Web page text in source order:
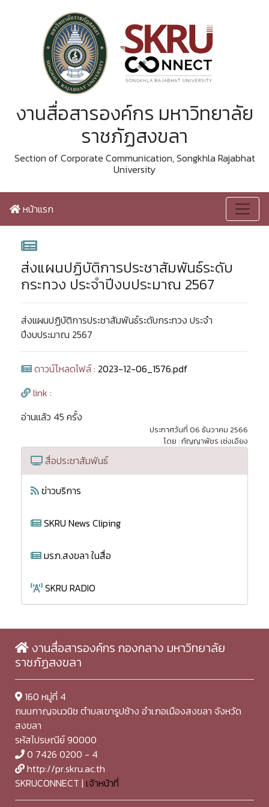
งานสื่อสารองค์กร มหาวิทยาลัย
ราชภัฏสงขลา
Section of Corporate Communication, Songkhla Rajabhat
University
หน้าแรก
ส่งแผนปฏิบัติการประชาสัมพันธ์ระดับ
กระทวง ประจำปีงบประมาณ 2567
ส่งแผนปฏิบัติการประชาสัมพันธ์ระดับกระทวง ประจำ
ปีงบประมาณ 2567
ดาวน์โหลดไฟล์ : 2023-12-06_1576.pdf
link :
อ่านแล้ว 45 ครั้ง
ประกาศวันที่ 06 ธันวาคม 2566
โดย : กัญญาพัชร เซ่งเอียง
สื่อประชาสัมพันธ์
ข่าวบริการ
SKRU News Cliping
มรภ.สงขลา ในสื่อ
SKRU RADIO
งานสื่อสารองค์กร กองกลาง มหาวิทยาลัย
ราชภัฏสงขลา
160 หมู่ที่ 4
ถนนกาญจนวนิช ตำบลเขารูปช้าง อำเภอเมืองสงขลา จังหวัด
สงขลา
รหัสไปรษณีย์ 90000
0 7426 0200 - 4
http://pr.skru.ac.th
SKRUCONNECT | เจ้าหน้าที่